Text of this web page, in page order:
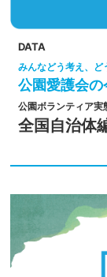
DATA
みんなどう考え、ど
公園愛護会の
公園ボランティア
全国自治体